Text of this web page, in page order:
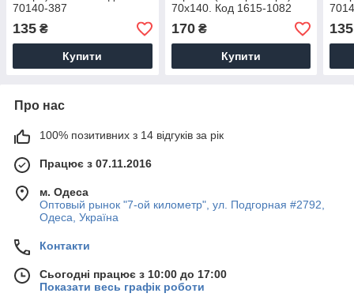
70140-387
135 ₴
Купити
70х140. Код 1615-1082
170₴
Купити
135
Про нас
100% позитивних з 14 відгуків за рік
Працює з 07.11.2016
м. Одеса
Оптовый рынок "7-ой километр", ул. Подгорная #2792,
Одеса, Україна
Контакти
Сьогодні працює з 10:00 до 17:00
Показати весь графік роботи